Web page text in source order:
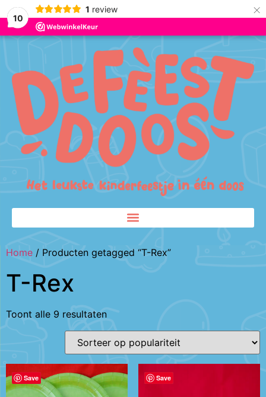
10
1 review ×
Home / Producten getagged “T-Rex”
T-Rex
Toont alle 9 resultaten
Save Save